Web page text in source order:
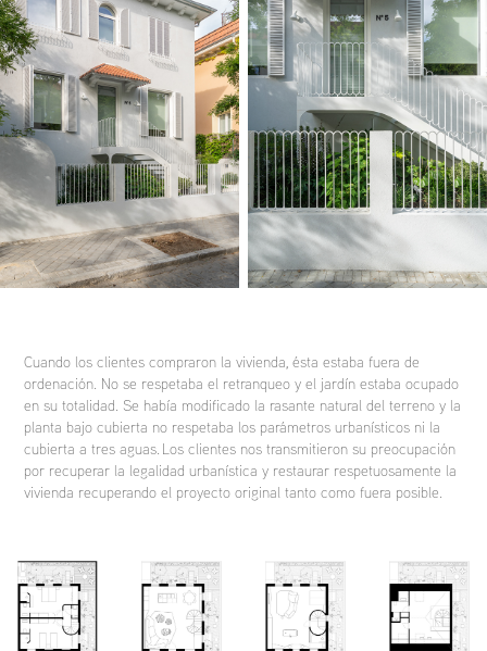
Cuando los clientes compraron la vivienda, ésta estaba fuera de
ordenación. No se respetaba el retranqueo y el jardín estaba ocupado
en su totalidad. Se había modificado la rasante natural del terreno y la
planta bajo cubierta no respetaba los parámetros urbanísticos ni la
cubierta a tres aguas. Los clientes nos transmitieron su preocupación
por recuperar la legalidad urbanística y restaurar respetuosamente la
vivienda recuperando el proyecto original tanto como fuera posible.